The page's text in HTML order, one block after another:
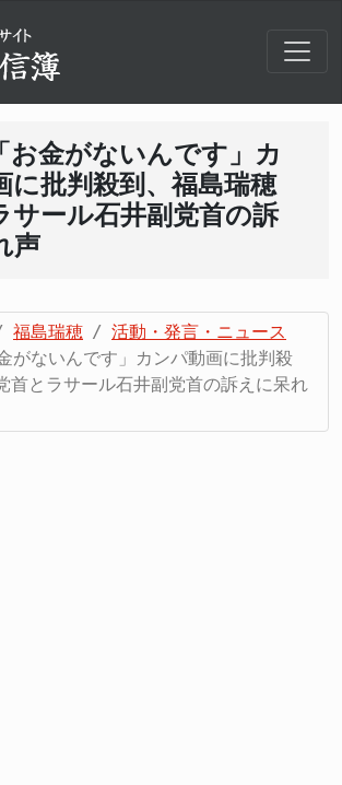
お金がないんです」カ
に批判殺到、福島瑞穂
サール石井副党首の訴
声
福島瑞穂
活動・発言・ニュース
がないんです」カンパ動画に批判殺
首とラサール石井副党首の訴えに呆れ